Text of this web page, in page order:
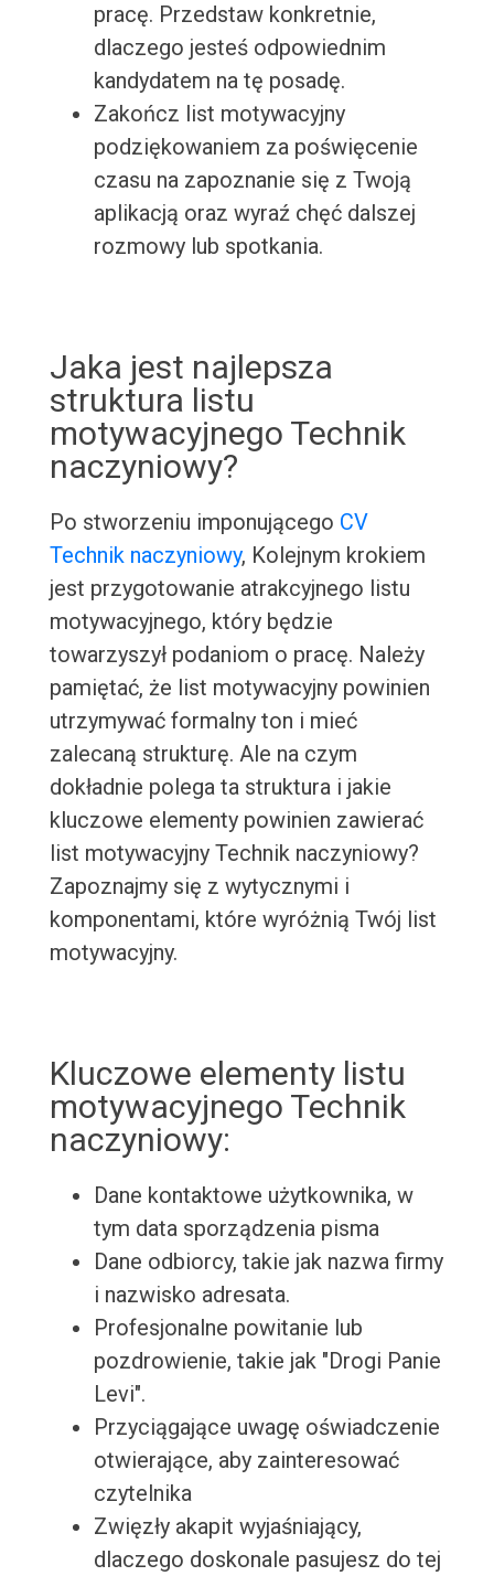
pracę. Przedstaw konkretnie,
dlaczego jesteś odpowiednim
kandydatem na tę posadę.
Zakończ list motywacyjny
podziękowaniem za poświęcenie
czasu na zapoznanie się z Twoją
aplikacją oraz wyraź chęć dalszej
rozmowy lub spotkania.
Jaka jest najlepsza
struktura listu
motywacyjnego Technik
naczyniowy?
Po stworzeniu imponującego CV
Technik naczyniowy, Kolejnym krokiem
jest przygotowanie atrakcyjnego listu
motywacyjnego, który będzie
towarzyszył podaniom o pracę. Należy
pamiętać, że list motywacyjny powinien
utrzymywać formalny ton i mieć
zalecaną strukturę. Ale na czym
dokładnie polega ta struktura i jakie
kluczowe elementy powinien zawierać
list motywacyjny Technik naczyniowy?
Zapoznajmy się z wytycznymi i
komponentami, które wyróżnią Twój list
motywacyjny.
Kluczowe elementy listu
motywacyjnego Technik
naczyniowy:
Dane kontaktowe użytkownika, w
tym data sporządzenia pisma
Dane odbiorcy, takie jak nazwa firmy
i nazwisko adresata.
Profesjonalne powitanie lub
pozdrowienie, takie jak "Drogi Panie
Levi".
Przyciągające uwagę oświadczenie
otwierające, aby zainteresować
czytelnika
Zwięzły akapit wyjaśniający,
dlaczego doskonale pasujesz do tej